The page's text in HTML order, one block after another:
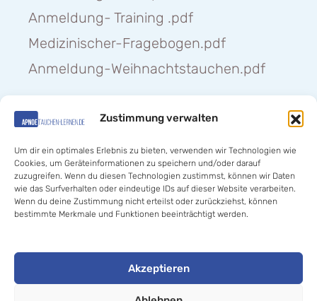
Zustimmung verwalten
Um dir ein optimales Erlebnis zu bieten, verwenden wir Technologien wie
Cookies, um Geräteinformationen zu speichern und/oder darauf
zuzugreifen. Wenn du diesen Technologien zustimmst, können wir Daten
wie das Surfverhalten oder eindeutige IDs auf dieser Website verarbeiten.
Wenn du deine Zustimmung nicht erteilst oder zurückziehst, können
bestimmte Merkmale und Funktionen beeinträchtigt werden.
Akzeptieren
Anmeldung- Training .pdf
Medizinischer-Fragebogen.pdf
Anmeldung-Weihnachtstauchen.pdf
Hilfe «
© 2020-2025 Jan Thomas Kalz //
Apnoetauchen- lernen.de. All rights reserved.